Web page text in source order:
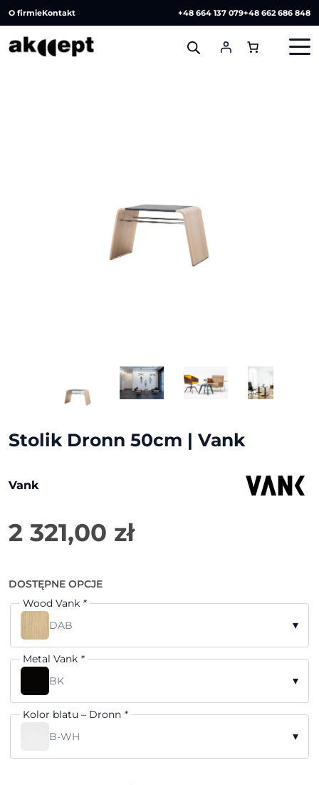
O firmieKontakt +48 664 137 079+48 662 686 848
Stolik Dronn 50cm | Vank
Vank
2 321,00 zł
DOSTĘPNE OPCJE
Wood Vank *
DAB
▾
Metal Vank *
BK
▾
Kolor blatu – Dronn *
B-WH
▾